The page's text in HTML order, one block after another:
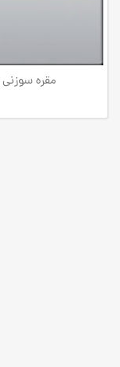
مقره سوزنی نیرو